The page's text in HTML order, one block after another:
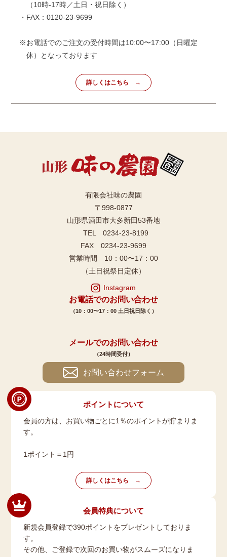
（10時-17時／土日・祝日除く）
・FAX：0120-23-9699
※お電話でのご注文の受付時間は10:00〜17:00（日曜定
休）となっております
詳しくはこちら
有限会社味の農園
〒998-0877
山形県酒田市大多新田53番地
TEL 0234-23-8199
FAX 0234-23-9699
営業時間 10：00〜17：00
（土日祝祭日定休）
Instagram
お電話でのお問い合わせ
（10：00〜17：00 土日祝日除く）
メールでのお問い合わせ
（24時間受付）
お問い合わせフォーム
ポイントについて
会員の方は、お買い物ごとに1％のポイントが貯まりま
す。
1ポイント＝1円
詳しくはこちら
会員特典について
新規会員登録で390ポイントをプレゼントしておりま
す。
その他、ご登録で次回のお買い物がスムーズになりま